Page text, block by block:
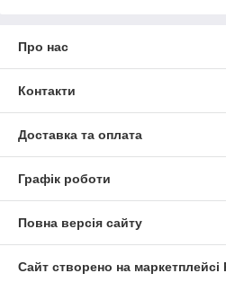
Про нас
Контакти
Доставка та оплата
Графік роботи
Повна версія сайту
Сайт створено на маркетплейсі